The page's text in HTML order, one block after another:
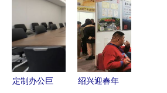
头佳和公
司“惠聚中
秋”产品交
流会摄影服
务回顾
姜协军、邹
继红赴印厂
一线检查指
导工作
定制办公巨 绍兴迎春年